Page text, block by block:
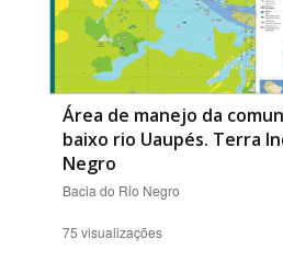
Área de manejo da
baixo rio Uaupés. Terra
Negro
Bacia do Rio Negro
75 visualizações